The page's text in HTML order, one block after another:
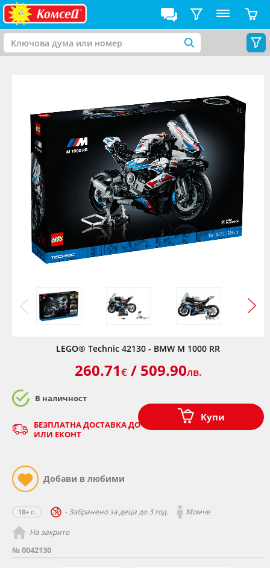
LEGO® Technic 42130 - BMW M 1000 RR
№ 0042130
18+ г. - Забранено за деца до 3 год. Момче
На закрито
260.71€/ 509.90лв.
В наличност
Купи
БЕЗПЛАТНА ДОСТАВКА ДО ОФИС НА КУРИЕР - СПИДИ
ИЛИ ЕКОНТ